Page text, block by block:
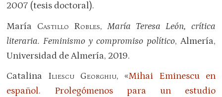
2007 (tesis doctoral).
María Castillo Robles, María Teresa León, crítica
literaria. Feminismo y compromiso político, Almería,
Universidad de Almería, 2019.
Catalina Iliescu Georghiu, «Mihai Eminescu en
español. Prolegómenos para un estudio